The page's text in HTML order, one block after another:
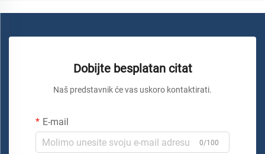
Dobijte besplatan citat
Naš predstavnik će vas uskoro kontaktirati.
E-mail
0/100